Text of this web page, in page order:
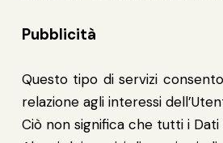
Pubblicità
Questo tipo di servizi
relazione agli interessi
Ciò non significa che tutti i